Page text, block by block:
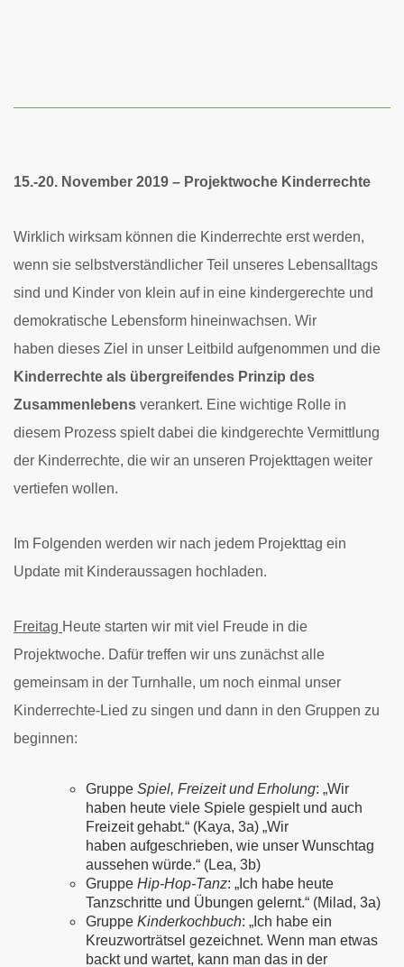
15.-20. November 2019 – Projektwoche Kinderrechte
Wirklich wirksam können die Kinderrechte erst werden,
wenn sie selbstverständlicher Teil unseres Lebensalltags
sind und Kinder von klein auf in eine kindergerechte und
demokratische Lebensform hineinwachsen. Wir
haben dieses Ziel in unser Leitbild aufgenommen und die
Kinderrechte als übergreifendes Prinzip des
Zusammenlebens verankert. Eine wichtige Rolle in
diesem Prozess spielt dabei die kindgerechte Vermittlung
der Kinderrechte, die wir an unseren Projekttagen weiter
vertiefen wollen.
Im Folgenden werden wir nach jedem Projekttag ein
Update mit Kinderaussagen hochladen.
Freitag Heute starten wir mit viel Freude in die
Projektwoche. Dafür treffen wir uns zunächst alle
gemeinsam in der Turnhalle, um noch einmal unser
Kinderrechte-Lied zu singen und dann in den Gruppen zu
beginnen:
Gruppe Spiel, Freizeit und Erholung: „Wir
haben heute viele Spiele gespielt und auch
Freizeit gehabt.“ (Kaya, 3a) „Wir
haben aufgeschrieben, wie unser Wunschtag
aussehen würde.“ (Lea, 3b)
Gruppe Hip-Hop-Tanz: „Ich habe heute
Tanzschritte und Übungen gelernt.“ (Milad, 3a)
Gruppe Kinderkochbuch: „Ich habe ein
Kreuzworträtsel gezeichnet. Wenn man etwas
backt und wartet, kann man das in der